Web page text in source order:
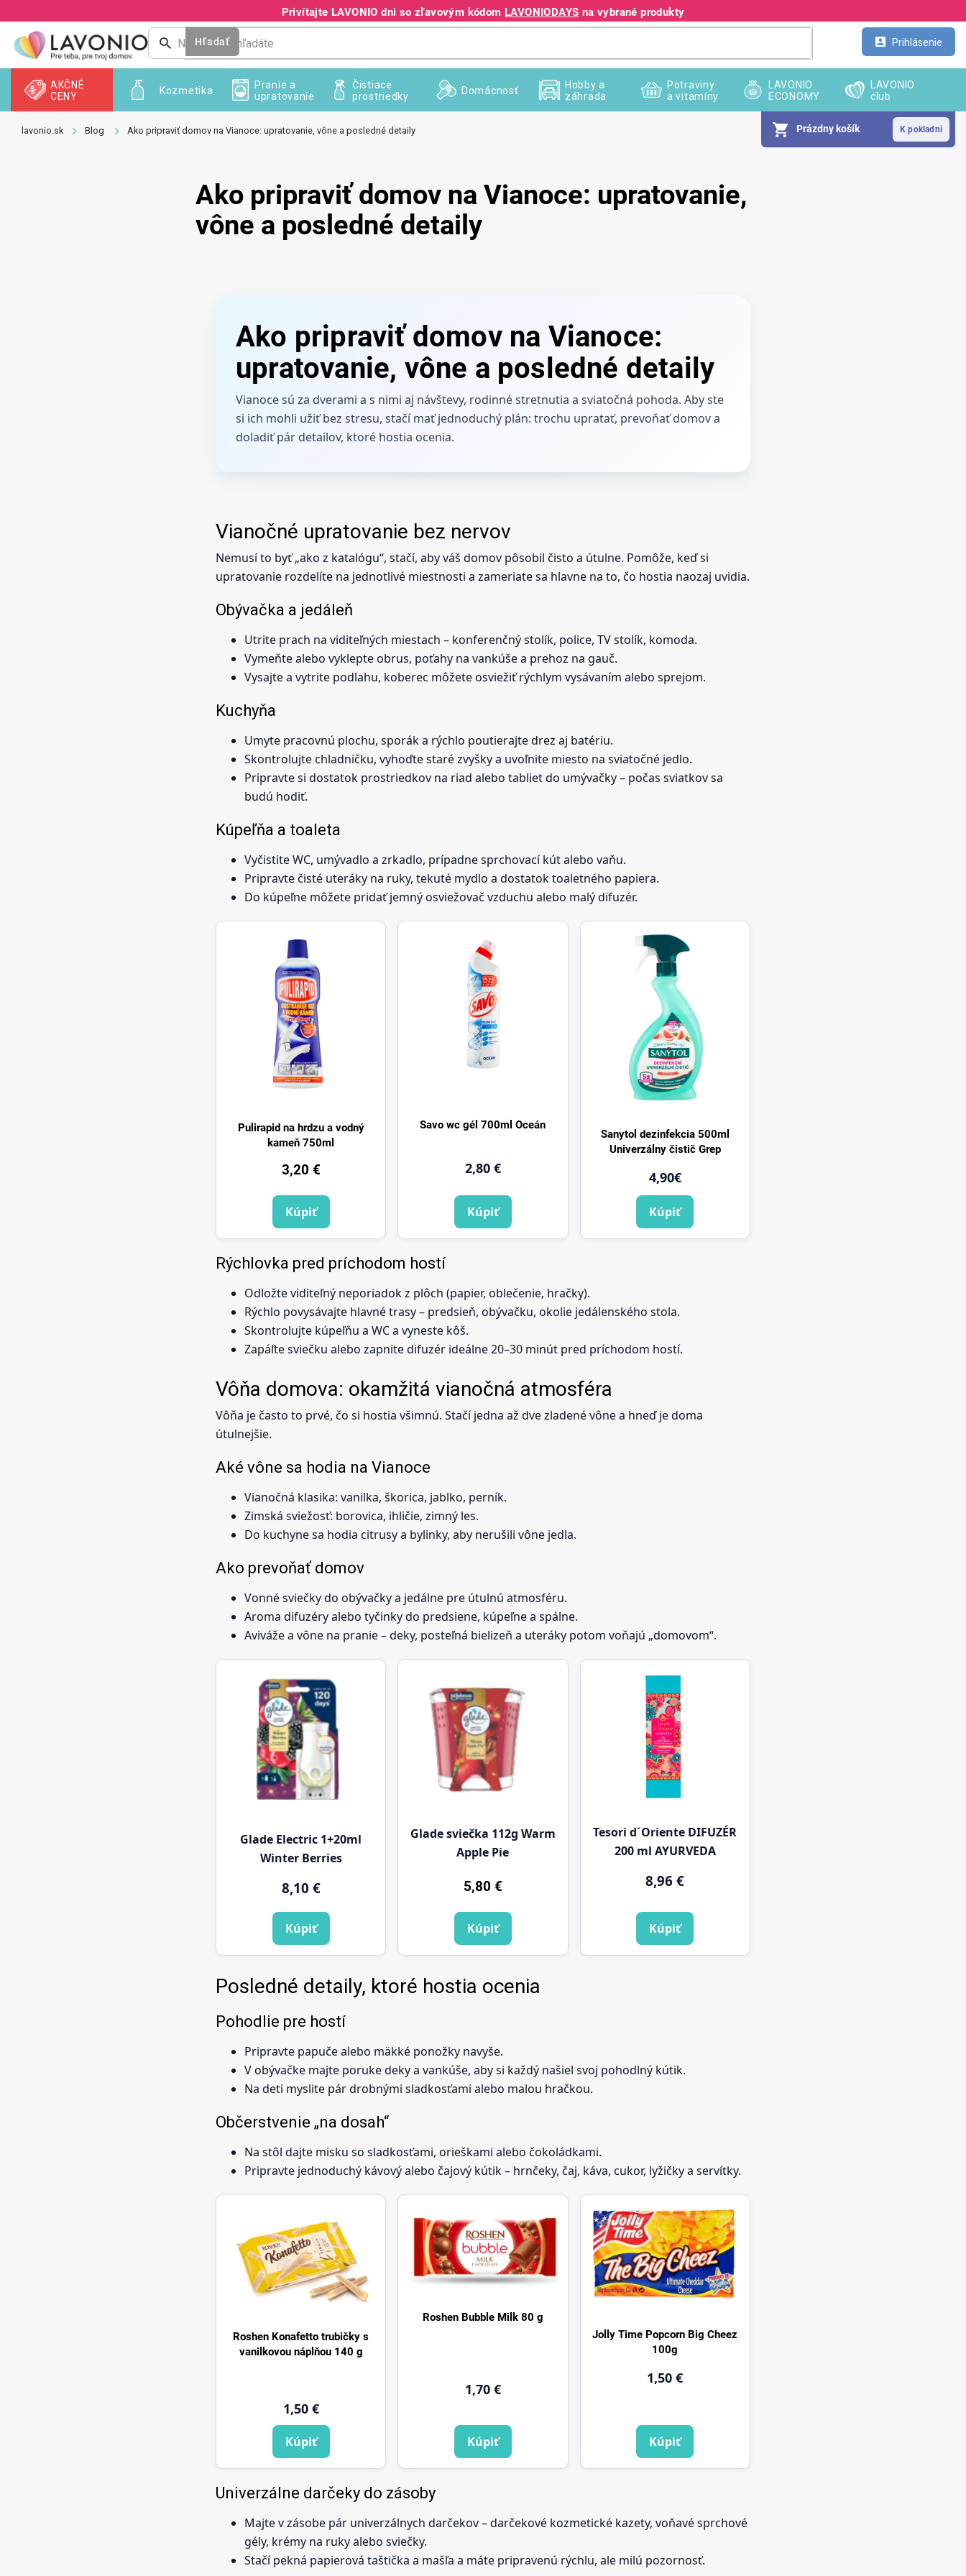
na
obsah
Privítajte LAVONIO dni so zľavovým kódom LAVONIODAYS na vybrané produkty
+421 940 995 209
Prihlásenie
Hľadať
Prázdny košík
Kozmetika
AKČNÉ
CENY
Pranie a
upratovanie
Čistiace
prostriedky
Domácnosť
Hobby a
záhrada
Potraviny
a vitamíny
LAVONIO
ECONOMY
LAVONIO
club
Blog Ako pripraviť domov na Vianoce: upratovanie, vône a posledné detaily
Ako pripraviť domov na Vianoce: upratovanie,
vône a posledné detaily
Ako pripraviť domov na Vianoce:
upratovanie, vône a posledné detaily
Vianoce sú za dverami a s nimi aj návštevy, rodinné stretnutia a sviatočná pohoda. Aby ste
si ich mohli užiť bez stresu, stačí mať jednoduchý plán: trochu upratať, prevoňať domov a
doladiť pár detailov, ktoré hostia ocenia.
Vianočné upratovanie bez nervov
Nemusí to byť „ako z katalógu“, stačí, aby váš domov pôsobil čisto a útulne. Pomôže, keď si
upratovanie rozdelíte na jednotlivé miestnosti a zameriate sa hlavne na to, čo hostia naozaj uvidia.
Obývačka a jedáleň
Utrite prach na viditeľných miestach – konferenčný stolík, police, TV stolík, komoda.
Vymeňte alebo vyklepte obrus, poťahy na vankúše a prehoz na gauč.
Vysajte a vytrite podlahu, koberec môžete osviežiť rýchlym vysávaním alebo sprejom.
Kuchyňa
Umyte pracovnú plochu, sporák a rýchlo poutierajte drez aj batériu.
Skontrolujte chladničku, vyhoďte staré zvyšky a uvoľnite miesto na sviatočné jedlo.
Pripravte si dostatok prostriedkov na riad alebo tabliet do umývačky – počas sviatkov sa
budú hodiť.
Kúpeľňa a toaleta
Vyčistite WC, umývadlo a zrkadlo, prípadne sprchovací kút alebo vaňu.
Pripravte čisté uteráky na ruky, tekuté mydlo a dostatok toaletného papiera.
Do kúpeľne môžete pridať jemný osviežovač vzduchu alebo malý difuzér.
Pulirapid na hrdzu a vodný
kameň 750ml
3,20 €
Kúpiť
Savo wc gél 700ml Oceán
2,80 €
Kúpiť
Sanytol dezinfekcia 500ml
Univerzálny čistič Grep
4,90€
Kúpiť
Rýchlovka pred príchodom hostí
Odložte viditeľný neporiadok z plôch (papier, oblečenie, hračky).
Rýchlo povysávajte hlavné trasy – predsieň, obývačku, okolie jedálenského stola.
Skontrolujte kúpeľňu a WC a vyneste kôš.
Zapáľte sviečku alebo zapnite difuzér ideálne 20–30 minút pred príchodom hostí.
Vôňa domova: okamžitá vianočná atmosféra
Vôňa je často to prvé, čo si hostia všimnú. Stačí jedna až dve zladené vône a hneď je doma
útulnejšie.
Aké vône sa hodia na Vianoce
Vianočná klasika: vanilka, škorica, jablko, perník.
Zimská sviežosť: borovica, ihličie, zimný les.
Do kuchyne sa hodia citrusy a bylinky, aby nerušili vône jedla.
Ako prevoňať domov
Vonné sviečky do obývačky a jedálne pre útulnú atmosféru.
Aroma difuzéry alebo tyčinky do predsiene, kúpeľne a spálne.
Aviváže a vône na pranie – deky, posteľná bielizeň a uteráky potom voňajú „domovom“.
Glade Electric 1+20ml
Winter Berries
8,10 €
Kúpiť
Glade sviečka 112g Warm
Apple Pie
5,80 €
Kúpiť
Tesori d´Oriente DIFUZÉR
200 ml AYURVEDA
8,96€
Kúpiť
Posledné detaily, ktoré hostia ocenia
Pohodlie pre hostí
Pripravte papuče alebo mäkké ponožky navyše.
V obývačke majte poruke deky a vankúše, aby si každý našiel svoj pohodlný kútik.
Na deti myslite pár drobnými sladkosťami alebo malou hračkou.
Občerstvenie „na dosah“
Na stôl dajte misku so sladkosťami, orieškami alebo čokoládkami.
Pripravte jednoduchý kávový alebo čajový kútik – hrnčeky, čaj, káva, cukor, lyžičky a servítky.
Roshen Konafetto trubičky s
vanilkovou náplňou 140 g
1,50 €
Kúpiť
Roshen Bubble Milk 80 g
1,70 €
Kúpiť
Jolly Time Popcorn Big Cheez
100g
1,50 €
Kúpiť
Univerzálne darčeky do zásoby
Majte v zásobe pár univerzálnych darčekov – darčekové kozmetické kazety, voňavé sprchové
gély, krémy na ruky alebo sviečky.
Stačí pekná papierová taštička a mašľa a máte pripravenú rýchlu, ale milú pozornosť.